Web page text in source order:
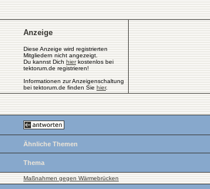
Anzeige
Diese Anzeige wird registrierten
Mitgliedern nicht angezeigt.
Du kannst Dich hierkostenlos bei
tektorum.de registrieren!
Informationen zur Anzeigenschaltung
bei tektorum.de finden Sie hier.
Ähnliche Themen
Thema
Maßnahmen gegen Wärmebrücken